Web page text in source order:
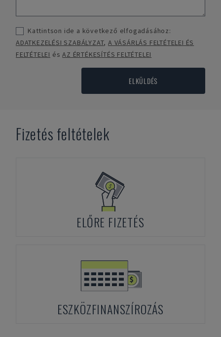
Kattintson ide a következő elfogadásához:
ADATKEZELÉSI SZABÁLYZAT,A VÁSÁRLÁS FELTÉTELEI ÉS
FELTÉTELEI ésAZ ÉRTÉKESÍTÉS FELTÉTELEI
ELKÜLDÉS
Fizetés feltételek
ELŐRE FIZETÉS
ESZKÖZFINANSZÍROZÁS